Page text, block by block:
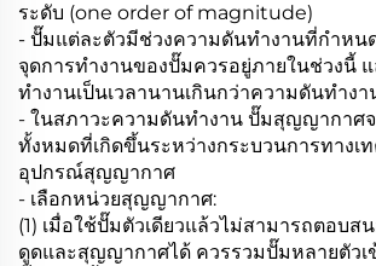
ระดับ (one order of magnitude)
- ปั๊มแต่ละตัวมีช่วงความดันทำงานที่กำหน
จุดการทำงานของปั๊มควรอยู่ภายในช่วงนี้
ทำงานเป็นเวลานานเกินกว่าความดันทำง
- ในสภาวะความดันทำงาน ปั๊มสุญญากาศ
ทั้งหมดที่เกิดขึ้นระหว่างกระบวนการทางเ
อุปกรณ์สุญญากาศ
- เลือกหน่วยสุญญากาศ:
(1) เมื่อใช้ปั๊มตัวเดียวแล้วไม่สามารถตอบส
ดูดและสุญญากาศได้ ควรรวมปั๊มหลายตัวเ